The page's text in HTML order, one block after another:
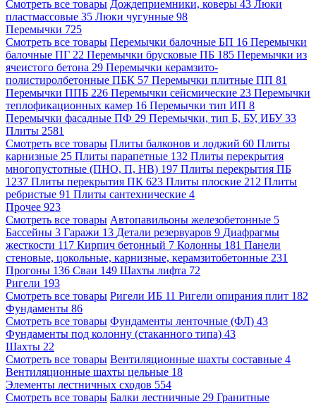
Смотреть все товары Дождеприемники, коверы 43 Люки
пластмассовые 35 Люки чугунные 98
Перемычки 725
Смотреть все товары Перемычки балочные БП 16 Перемычки
балочные ПГ 22 Перемычки брусковые ПБ 185 Перемычки из
ячеистого бетона 29 Перемычки керамзито-
полистиролбетонные ПБК 57 Перемычки плитные ПП 81
Перемычки ППБ 226 Перемычки сейсмические 23 Перемычки
теплофикационных камер 16 Перемычки тип ИП 8
Перемычки фасадные ПФ 29 Перемычки, тип Б, БУ, ИБУ 33
Плиты 2581
Смотреть все товары Плиты балконов и лоджий 60 Плиты
карнизные 25 Плиты парапетные 132 Плиты перекрытия
многопустотные (ПНО, П, НВ) 197 Плиты перекрытия ПБ
1237 Плиты перекрытия ПК 623 Плиты плоские 212 Плиты
ребристые 91 Плиты сантехнические 4
Прочее 923
Смотреть все товары Автопавильоны железобетонные 5
Бассейны 3 Гаражи 13 Детали резервуаров 9 Диафрагмы
жесткости 117 Кирпич бетонный 7 Колонны 181 Панели
стеновые, цокольные, карнизные, керамзитобетонные 231
Прогоны 136 Сваи 149 Шахты лифта 72
Ригели 193
Смотреть все товары Ригели ИБ 11 Ригели опирания плит 182
Фундаменты 86
Смотреть все товары Фундаменты ленточные (ФЛ) 43
Фундаменты под колонну (стаканного типа) 43
Шахты 22
Смотреть все товары Вентиляционные шахты составные 4
Вентиляционные шахты цельные 18
Элементы лестничных сходов 554
Смотреть все товары Балки лестничные 29 Гранитные